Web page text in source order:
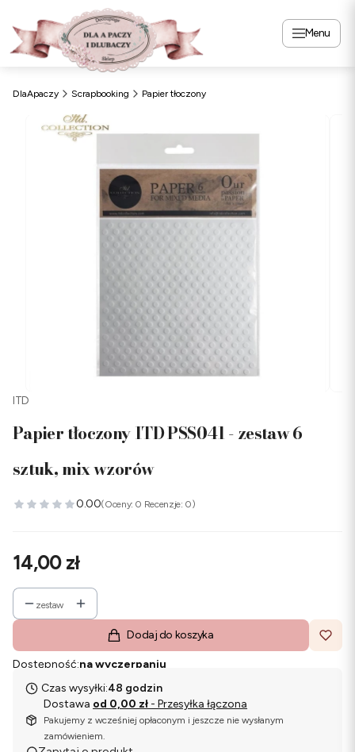
Menu
DlaApaczy Scrapbooking Papier tłoczony
ITD
Papier tłoczony ITD PSS041 - zestaw 6
sztuk, mix wzorów
0.00(Oceny: 0 Recenzje: 0)
Cena
14,00 zł
zestaw
Dodaj do koszyka
Dostępność:na wyczerpaniu
Czas wysyłki:48 godzin
Dostawa od 0,00 zł - Przesyłka łączona
Pakujemy z wcześniej opłaconym i jeszcze nie wysłanym
zamówieniem.